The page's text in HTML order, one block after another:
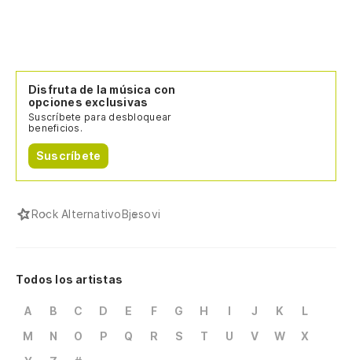
Disfruta de la música con
opciones exclusivas
Suscríbete para desbloquear
beneficios.
Suscríbete
Rock AlternativoBjesovi
Todos los artistas
A B C D E F G H I J K
L
M
N O P Q R S T U V W
X